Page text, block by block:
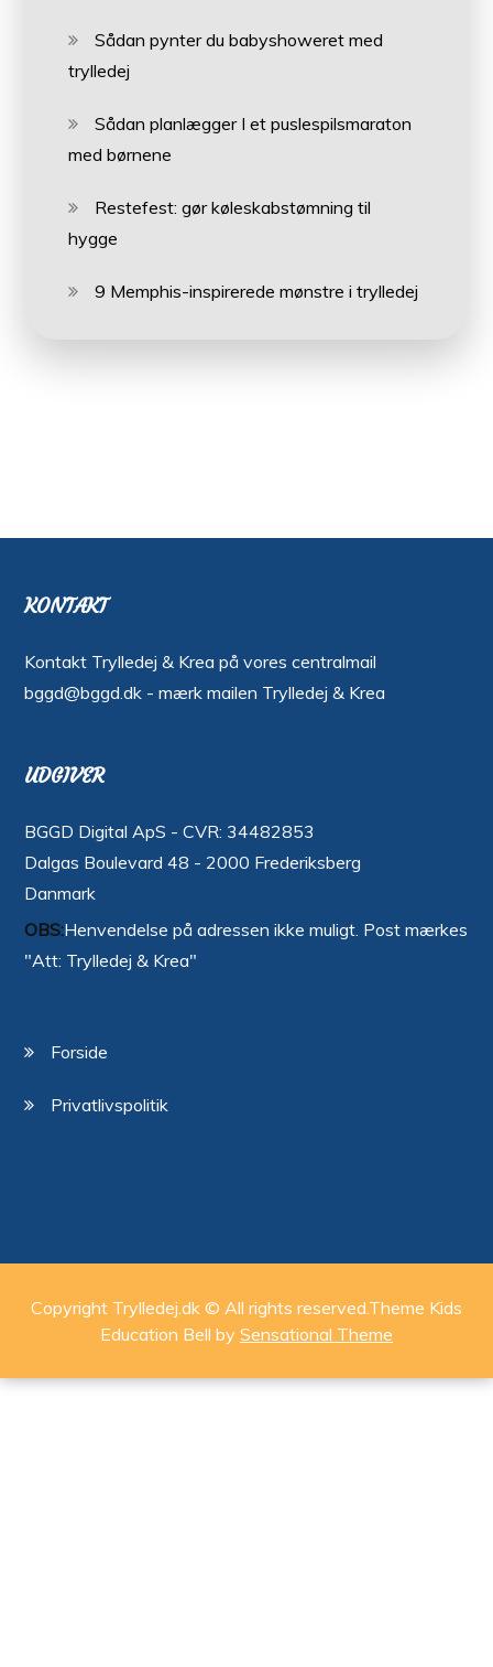
Sådan pynter du babyshoweret med
trylledej
Sådan planlægger I et puslespilsmaraton
med børnene
Restefest: gør køleskabstømning til
hygge
9 Memphis-inspirerede mønstre i trylledej
KONTAKT
Kontakt Trylledej & Krea på vores centralmail
bggd@bggd.dk - mærk mailen Trylledej & Krea
UDGIVER
BGGD Digital ApS - CVR: 34482853
Dalgas Boulevard 48 - 2000 Frederiksberg
Danmark
OBS:Henvendelse på adressen ikke muligt. Post mærkes
"Att: Trylledej & Krea"
Forside
Privatlivspolitik
Copyright Trylledej.dk © All rights reserved.Theme Kids
Education Bell by Sensational Theme